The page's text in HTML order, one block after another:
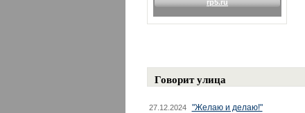
Говорит улица
27.12.2024 "Желаю и делаю!"